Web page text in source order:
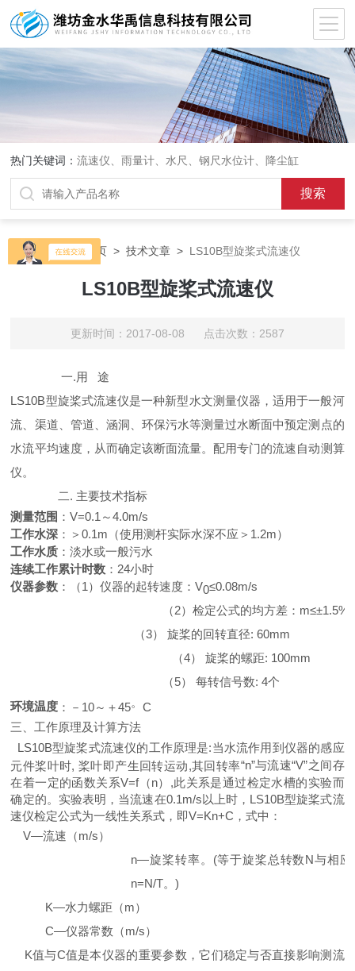
热门关键词：流速仪、雨量计、水尺、钢尺水位计、降尘缸
当前位置：首页 >技术文章 > LS10B型旋桨式流速仪
LS10B型旋桨式流速仪
更新时间：2017-08-08 点击次数：2587
一.用
途
LS10B型旋桨式流速仪是一种新型水文测量仪器，适用于一般河
流、渠道、管道、涵洞、环保污水等测量过水断面中预定测点的
水流平均速度，从而确定该断面流量。配用专门的流速自动测算
仪。
二. 主要技术指标
测量范围 ：V=0.1～4.0m/s
工作水深 ：＞0.1m（使用测杆实际水深不应＞1.2m）
工作水质 ：淡水或一般污水
连续工作累计时数 ：24小时
仪器参数 ：（1）仪器的起转速度：V0≤0.08m/s
（2）检定公式的均方差：m≤±1.5%
（3） 旋桨的回转直径: 60mm
（4） 旋桨的螺距: 100mm
（5） 每转信号数: 4个
环境温度 ：－10～＋45。 C
三、工作原理及计算方法
LS10B型旋桨式流速仪的工作原理是:当水流作用到仪器的感应
元件桨叶时, 桨叶即产生回转运动,其回转率“n”与流速“V”之间存
在着一定的函数关系V=f（n）,此关系是通过检定水槽的实验而
确定的。实验表明，当流速在0.1m/s以上时，LS10B型旋桨式流
速仪检定公式为一线性关系式，即V=Kn+C，式中：
V—流速（m/s）
n—旋桨转率。 (等于旋桨总转数N与相
n=N/T。)
K—水力螺距（m）
C—仪器常数（m/s）
K值与C值是本仪器的重要参数，它们稳定与否直接影响测流